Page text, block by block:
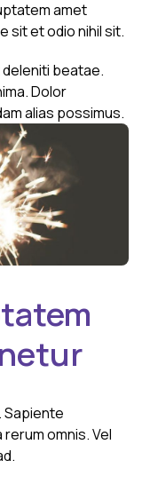
amet
sit et odio nihil sit.
beatae.
Dolor
alias possimus.
Sapiente
omnis. Vel